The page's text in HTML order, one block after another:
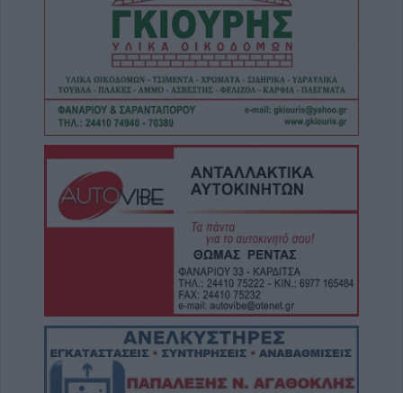
δικαιούχους για την αγορά λιπασμάτων
7 Αυγούστου 2026, 19:35
Η Αγγλική Ποδοσφαιρική Ομοσπονδία
καταργεί τα τσιμεντένια προστατευτικά γύρω
απ’ τον αγωνιστικό χώρο μετά τον θάνατο
ποδοσφαιριστή
7 Αυγούστου 2026, 19:30
Το Σάββατο 8 Αυγούστου η κηδεία της
Μάχης Νίκου
7 Αυγούστου 2026, 19:18
Κύπελλο Ελλάδας: Το πλήρες πρόγραμμα
του 2ου προκριματικού γύρου - Στο γήπεδο
του Μακεδονικού το Αναγέννηση - Άρης
Το Σάββατο 8 Αυγούστου η κηδεία της
Αθανασίας Βρέκου
7 Αυγούστου 2026, 18:20